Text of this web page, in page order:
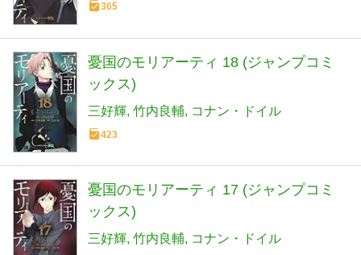
365
憂国のモリアーティ 18 (ジャンプコミ
ックス)
三好輝 竹内良輔 コナン・ドイル
423
憂国のモリアーティ 17 (ジャンプコミ
ックス)
三好輝 竹内良輔 コナン・ドイル